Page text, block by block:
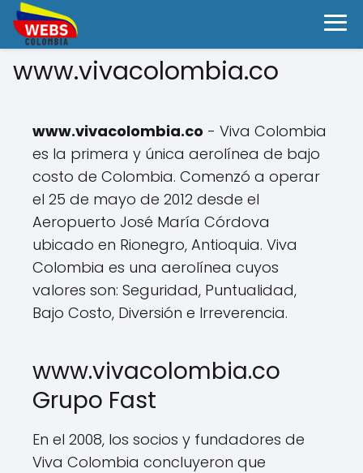
www.vivacolombia.co
www.vivacolombia.co - Viva Colombia
es la primera y única aerolínea de bajo
costo de Colombia. Comenzó a operar
el 25 de mayo de 2012 desde el
Aeropuerto José María Córdova
ubicado en Rionegro, Antioquia. Viva
Colombia es una aerolínea cuyos
valores son: Seguridad, Puntualidad,
Bajo Costo, Diversión e Irreverencia.
www.vivacolombia.co
Grupo Fast
En el 2008, los socios y fundadores de
Viva Colombia concluyeron que